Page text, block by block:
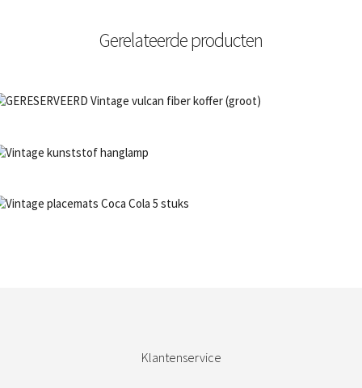
Gerelateerde producten
Klantenservice